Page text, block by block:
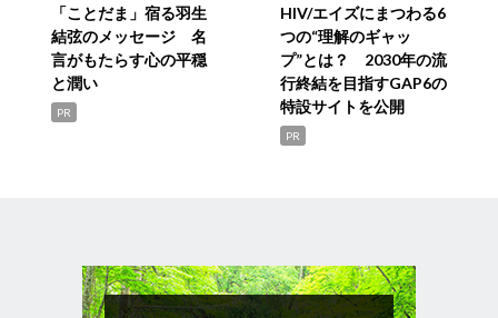
「ことだま」宿る羽生
結弦のメッセージ 名
言がもたらす心の平穏
と潤い
PR
HIV/エイズにまつわる6
つの“理解のギャッ
プ”とは？ 2030年の流
行終結を目指すGAP6の
特設サイトを公開
PR